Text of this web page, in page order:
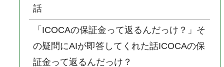
話
「ICOCAの保証金って返るんだっけ？」そ
の疑問にAIが即答してくれた話ICOCAの保
証金って返るんだっけ？